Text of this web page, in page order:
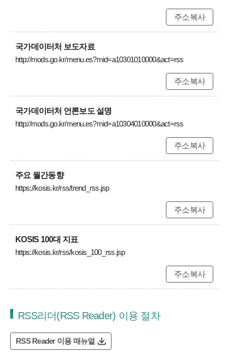
주소복사
국가데이터처 보도자료
http://mods.go.kr/menu.es?mid=a10301010000&act=rss
주소복사
국가데이터처 언론보도 설명
http://mods.go.kr/menu.es?mid=a10304010000&act=rss
주소복사
주요 월간동향
https://kosis.kr/rss/trend_rss.jsp
주소복사
KOSIS 100대 지표
https://kosis.kr/rss/kosis_100_rss.jsp
주소복사
RSS리더(RSS Reader) 이용 절차
RSS Reader 이용 매뉴얼